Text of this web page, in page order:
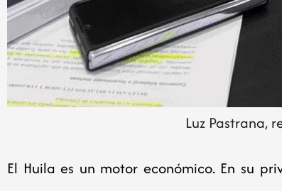
Luz Pastrana,
El Huila es un motor económico. En su